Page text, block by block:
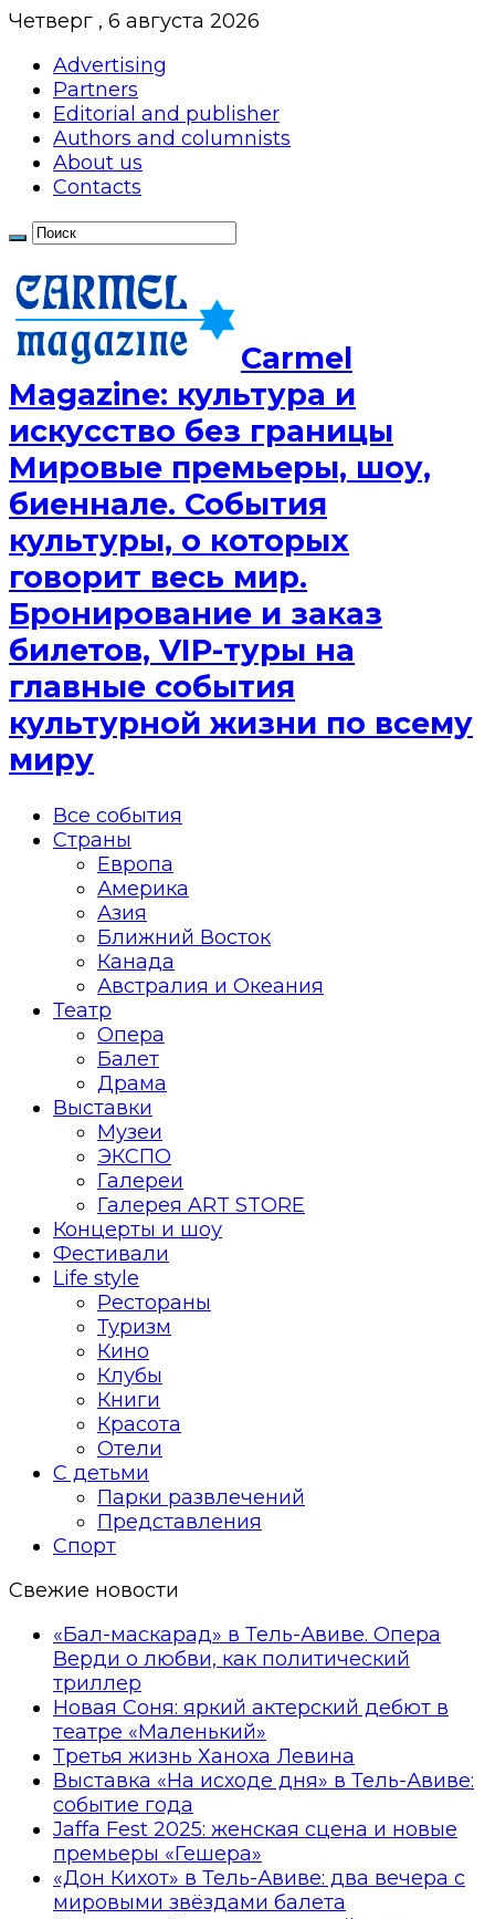
Четверг , 6 августа 2026
Advertising
Partners
Editorial and publisher
Authors and columnists
About us
Contacts
Сarmel
Magazine: культура и
искусство без границы
Мировые премьеры, шоу,
биеннале. События
культуры, о которых
говорит весь мир.
Бронирование и заказ
билетов, VIP-туры на
главные события
культурной жизни по всему
миру
Все события
Страны
Европа
Америка
Азия
Ближний Восток
Канада
Австралия и Океания
Театр
Опера
Балет
Драма
Выставки
Музеи
ЭКСПО
Галереи
Галерея ART STORE
Концерты и шоу
Фестивали
Life style
Рестораны
Туризм
Кино
Клубы
Книги
Красота
Отели
С детьми
Парки развлечений
Представления
Спорт
Свежие новости
«Бал-маскарад» в Тель-Авиве. Опера
Верди о любви, как политический
триллер
Новая Соня: яркий актерский дебют в
театре «Маленький»
Третья жизнь Ханоха Левина
Выставка «На исходе дня» в Тель-Авиве:
событие года
Jaffa Fest 2025: женская сцена и новые
премьеры «Гешера»
«Дон Кихот» в Тель-Авиве: два вечера с
мировыми звёздами балета